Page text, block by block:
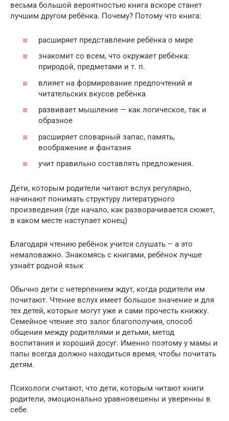
весьма большой вероятностью книга вскоре станет
лучшим другом ребёнка. Почему? Потому что книга:
расширяет представление ребёнка о мире
знакомит со всем, что окружает ребёнка:
природой, предметами и т. п.
влияет на формирование предпочтений и
читательских вкусов ребёнка
развивает мышление — как логическое, так и
образное
расширяет словарный запас, память,
воображение и фантазия
учит правильно составлять предложения.
Дети, которым родители читают вслух регулярно,
начинают понимать структуру литературного
произведения (где начало, как разворачивается сюжет,
в каком месте наступает конец)
Благодаря чтению ребёнок учится слушать – а это
немаловажно. Знакомясь с книгами, ребёнок лучше
узнаёт родной язык
Обычно дети с нетерпением ждут, когда родители им
почитают. Чтение вслух имеет большое значение и для
тех детей, которые могут уже и сами прочесть книжку.
Семейное чтение это залог благополучия, способ
общения между родителями и детьми, метод
воспитания и хороший досуг. Именно поэтому у мамы и
папы всегда должно находиться время, чтобы почитать
детям.
Психологи считают, что дети, которым читают книги
родители, эмоционально уравновешены и уверенны в
себе.